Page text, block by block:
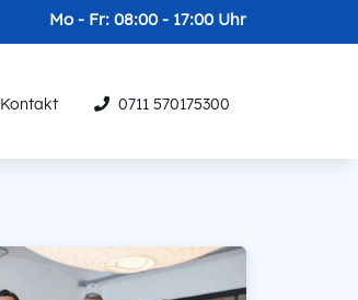
Mo - Fr: 08:00 - 17:00 Uhr
Kontakt 0711 570175300